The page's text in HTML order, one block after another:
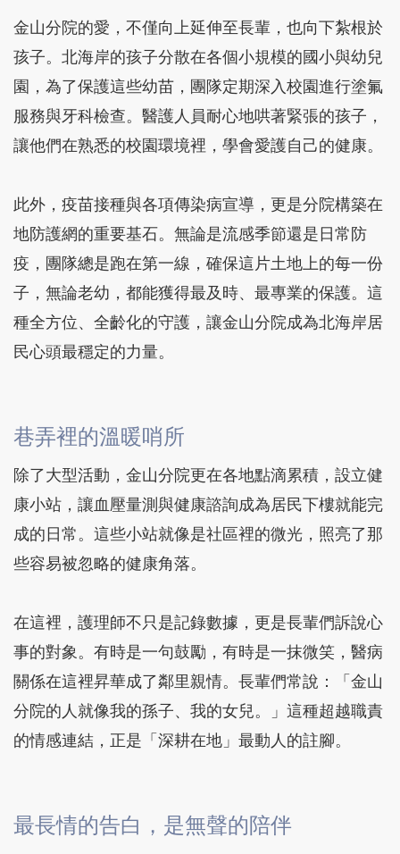
金山分院的愛，不僅向上延伸至長輩，也向下紮根於
孩子。北海岸的孩子分散在各個小規模的國小與幼兒
園，為了保護這些幼苗，團隊定期深入校園進行塗氟
服務與牙科檢查。醫護人員耐心地哄著緊張的孩子，
讓他們在熟悉的校園環境裡，學會愛護自己的健康。
此外，疫苗接種與各項傳染病宣導，更是分院構築在
地防護網的重要基石。無論是流感季節還是日常防
疫，團隊總是跑在第一線，確保這片土地上的每一份
子，無論老幼，都能獲得最及時、最專業的保護。這
種全方位、全齡化的守護，讓金山分院成為北海岸居
民心頭最穩定的力量。
巷弄裡的溫暖哨所
除了大型活動，金山分院更在各地點滴累積，設立健
康小站，讓血壓量測與健康諮詢成為居民下樓就能完
成的日常。這些小站就像是社區裡的微光，照亮了那
些容易被忽略的健康角落。
在這裡，護理師不只是記錄數據，更是長輩們訴說心
事的對象。有時是一句鼓勵，有時是一抹微笑，醫病
關係在這裡昇華成了鄰里親情。長輩們常說：「金山
分院的人就像我的孫子、我的女兒。」這種超越職責
的情感連結，正是「深耕在地」最動人的註腳。
最長情的告白，是無聲的陪伴